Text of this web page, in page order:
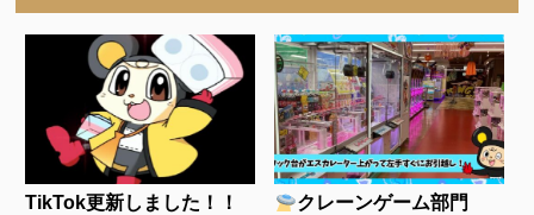
TikTok更新しました！！
クレーンゲーム部門